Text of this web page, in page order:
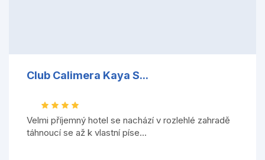
Club Calimera Kaya S...
Velmi příjemný hotel se nachází v rozlehlé zahradě
táhnoucí se až k vlastní píse...